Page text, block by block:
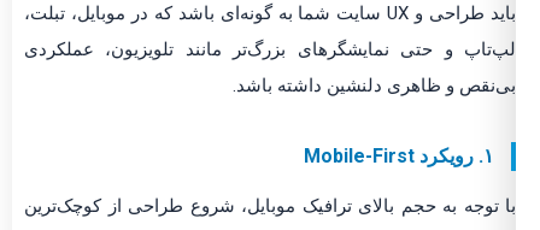
باید طراحی و UX سایت شما به گونه‌ای باشد که در موبایل، تبلت،
لپ‌تاپ و حتی نمایشگرهای بزرگ‌تر مانند تلویزیون، عملکردی
بی‌نقص و ظاهری دلنشین داشته باشد.
۱. رویکرد Mobile-First
با توجه به حجم بالای ترافیک موبایل، شروع طراحی از کوچک‌ترین